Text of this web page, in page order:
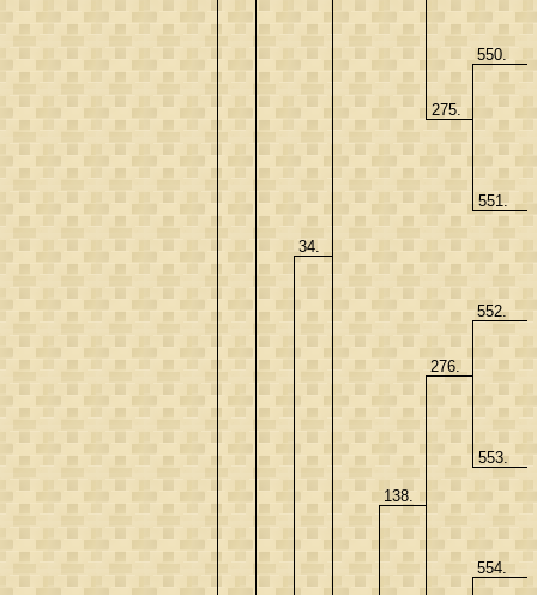
34.
275.
550.
551.
138.
276.
552.
553.
554.